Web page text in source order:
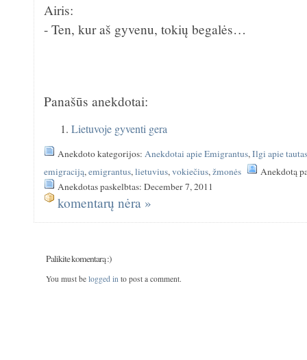
Airis:
- Ten, kur aš gyvenu, tokių begalės…
Panašūs anekdotai:
Lietuvoje gyventi gera
Anekdoto kategorijos:Anekdotai apie Emigrantus,Ilgi apie
emigraciją,emigrantus,lietuvius,vokiečius,žmonės
Anekdotą
Anekdotas paskelbtas: December 7, 2011
komentarų nėra »
Palikite komentarą :)
You must be logged into post a comment.